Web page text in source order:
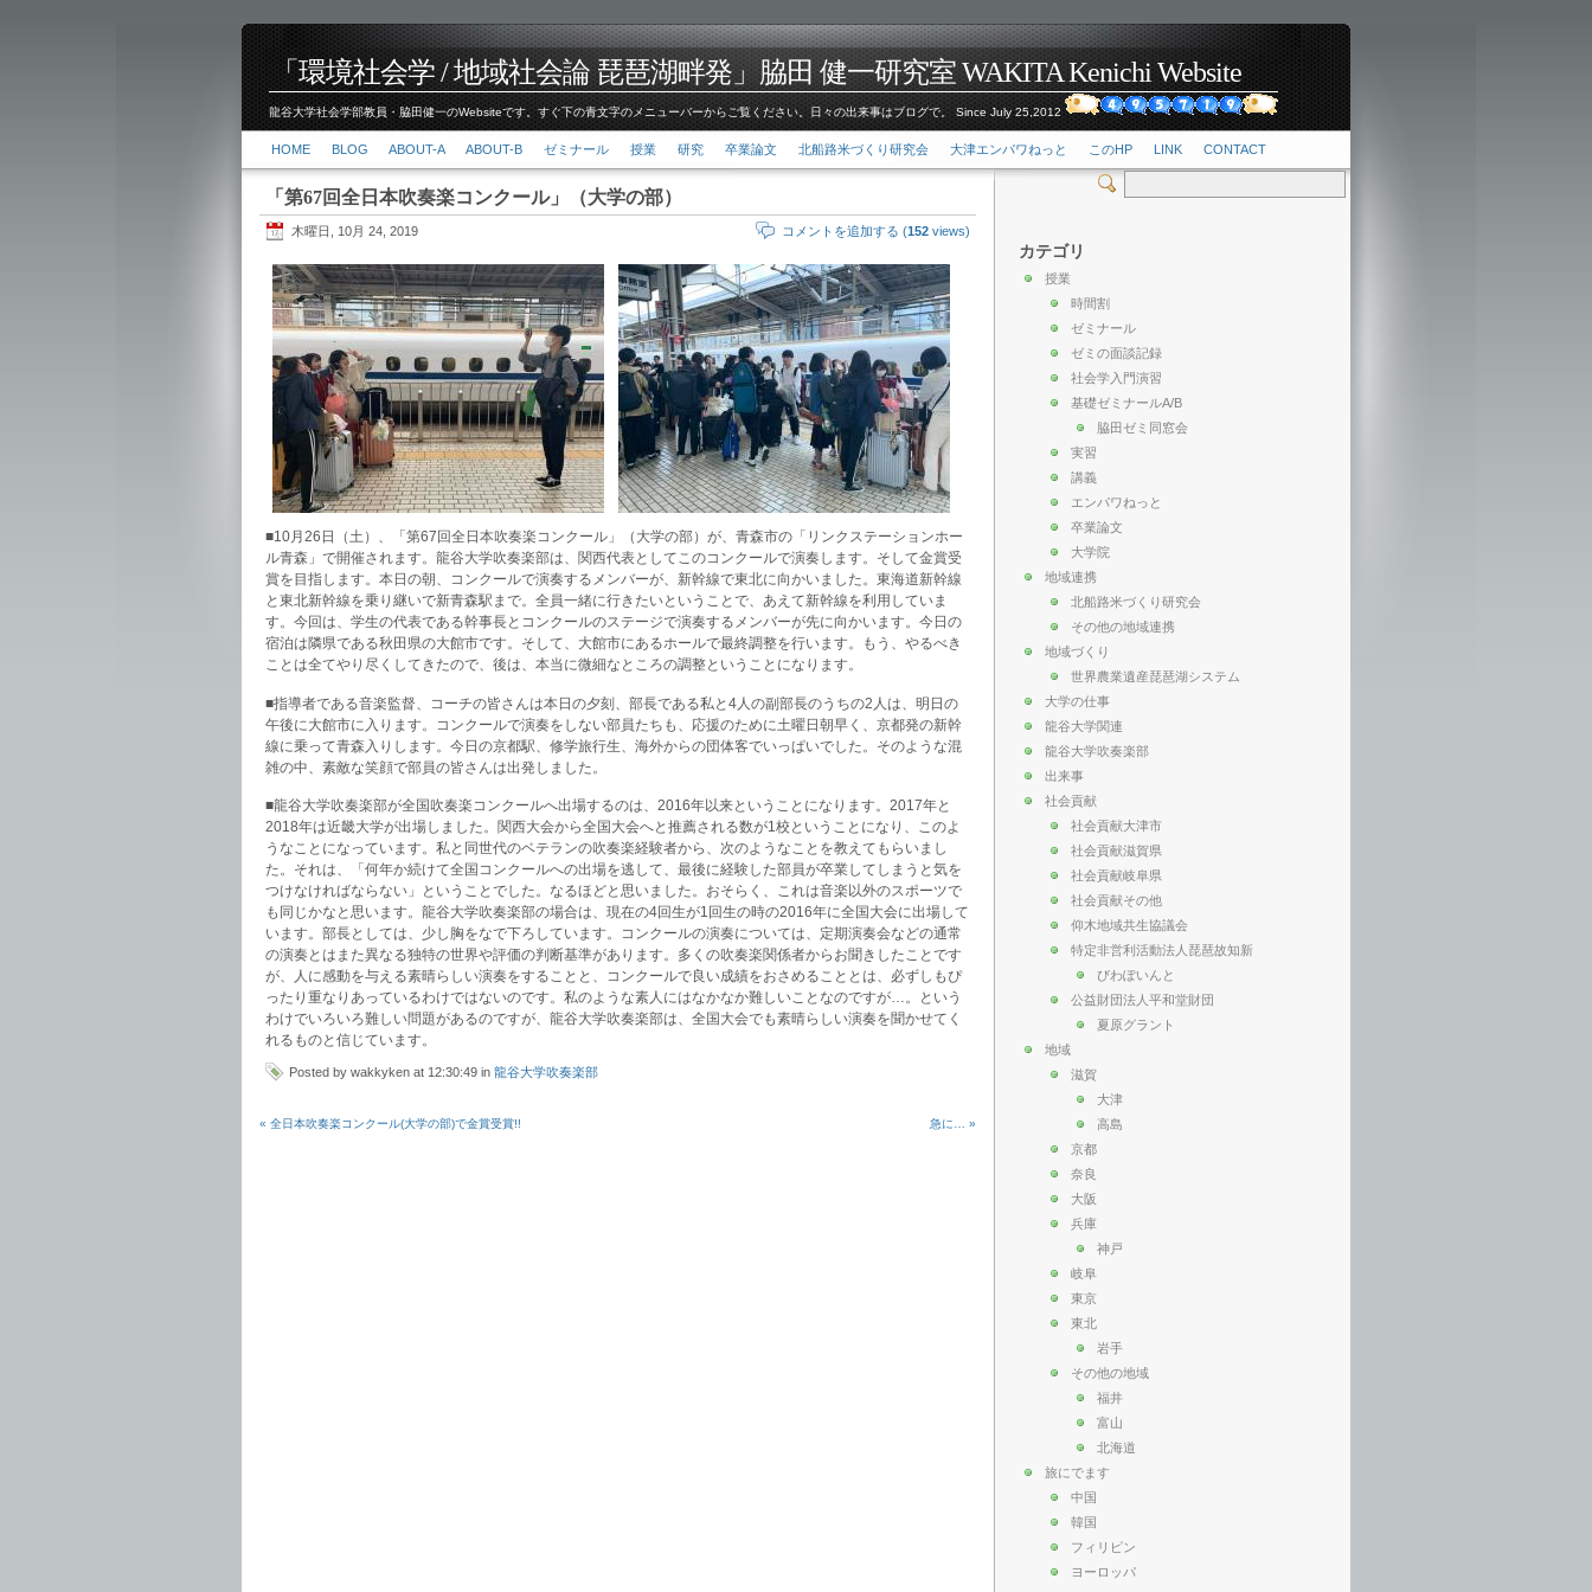
「環境社会学 / 地域社会論 琵琶湖畔発」脇田 健一研究室 WAKITA Kenichi Website
龍谷大学社会学部教員・脇田健一のWebsiteです。すぐ下の青文字のメニューバーからご覧ください。日々の出来事はブログで。 Since July 25,2012
HOME BLOG ABOUT-A ABOUT-B ゼミナール 授業 研究 卒業論文 北船路米づくり研究会 大津エンパワねっと このHP LINK CONTACT
「第67回全日本吹奏楽コンクール」（大学の部）
木曜日, 10月 24, 2019 コメントを追加する (152 views)
■10月26日（土）、「第67回全日本吹奏楽コンクール」（大学の部）が、青森市の「リンクステーションホー
ル青森」で開催されます。龍谷大学吹奏楽部は、関西代表としてこのコンクールで演奏します。そして金賞受
賞を目指します。本日の朝、コンクールで演奏するメンバーが、新幹線で東北に向かいました。東海道新幹線
と東北新幹線を乗り継いで新青森駅まで。全員一緒に行きたいということで、あえて新幹線を利用していま
す。今回は、学生の代表である幹事長とコンクールのステージで演奏するメンバーが先に向かいます。今日の
宿泊は隣県である秋田県の大館市です。そして、大館市にあるホールで最終調整を行います。もう、やるべき
ことは全てやり尽くしてきたので、後は、本当に微細なところの調整ということになります。
■指導者である音楽監督、コーチの皆さんは本日の夕刻、部長である私と4人の副部長のうちの2人は、明日の
午後に大館市に入ります。コンクールで演奏をしない部員たちも、応援のために土曜日朝早く、京都発の新幹
線に乗って青森入りします。今日の京都駅、修学旅行生、海外からの団体客でいっぱいでした。そのような混
雑の中、素敵な笑顔で部員の皆さんは出発しました。
■龍谷大学吹奏楽部が全国吹奏楽コンクールへ出場するのは、2016年以来ということになります。2017年と
2018年は近畿大学が出場しました。関西大会から全国大会へと推薦される数が1校ということになり、このよ
うなことになっています。私と同世代のベテランの吹奏楽経験者から、次のようなことを教えてもらいまし
た。それは、「何年か続けて全国コンクールへの出場を逃して、最後に経験した部員が卒業してしまうと気を
つけなければならない」ということでした。なるほどと思いました。おそらく、これは音楽以外のスポーツで
も同じかなと思います。龍谷大学吹奏楽部の場合は、現在の4回生が1回生の時の2016年に全国大会に出場して
います。部長としては、少し胸をなで下ろしています。コンクールの演奏については、定期演奏会などの通常
の演奏とはまた異なる独特の世界や評価の判断基準があります。多くの吹奏楽関係者からお聞きしたことです
が、人に感動を与える素晴らしい演奏をすることと、コンクールで良い成績をおさめることとは、必ずしもぴ
ったり重なりあっているわけではないのです。私のような素人にはなかなか難しいことなのですが…。という
わけでいろいろ難しい問題があるのですが、龍谷大学吹奏楽部は、全国大会でも素晴らしい演奏を聞かせてく
れるものと信じています。
Posted by wakkyken at 12:30:49 in 龍谷大学吹奏楽部
急に… »
« 全日本吹奏楽コンクール(大学の部)で金賞受賞!!
カテゴリ
授業
時間割
ゼミナール
ゼミの面談記録
社会学入門演習
基礎ゼミナールA/B
脇田ゼミ同窓会
実習
講義
エンパワねっと
卒業論文
大学院
地域連携
北船路米づくり研究会
その他の地域連携
地域づくり
世界農業遺産琵琶湖システム
大学の仕事
龍谷大学関連
龍谷大学吹奏楽部
出来事
社会貢献
社会貢献大津市
社会貢献滋賀県
社会貢献岐阜県
社会貢献その他
仰木地域共生協議会
特定非営利活動法人琵琶故知新
びわぽいんと
公益財団法人平和堂財団
夏原グラント
地域
滋賀
大津
高島
京都
奈良
大阪
兵庫
神戸
岐阜
東京
東北
岩手
その他の地域
福井
富山
北海道
旅にでます
中国
韓国
フィリピン
ヨーロッパ